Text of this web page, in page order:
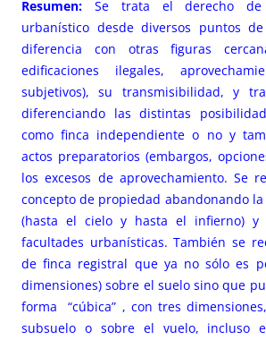
Resumen: Se trata el derecho de
urbanístico desde diversos puntos
diferencia con otras figuras
edificaciones ilegales,
subjetivos), su transmisibilidad, y
diferenciando las distintas
como finca independiente o no y
actos preparatorios (embargos,
los excesos de aprovechamiento. Se
concepto de propiedad abandonando la
(hasta el cielo y hasta el infierno) y
facultades urbanísticas. También se
de finca registral que ya no sólo es
dimensiones) sobre el suelo sino que
forma “cúbica” , con tres
subsuelo o sobre el vuelo, incluso